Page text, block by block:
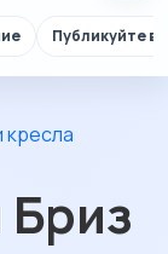
Публикуйте в
кресла
Бриз